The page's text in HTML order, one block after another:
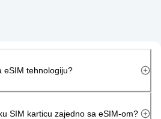
eSIM tehnologiju?
SIM karticu zajedno sa eSIM-om?